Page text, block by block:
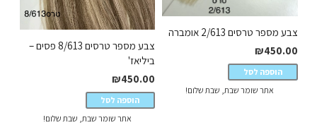
צבע מספר טרסים 2/613 אומברה
₪450.00
הוספה לסל
אתר שומר שבת, שבת שלום!
צבע מספר טרסים 8/613 פסים –
ביליאז'
₪450.00
הוספה לסל
אתר שומר שבת, שבת שלום!